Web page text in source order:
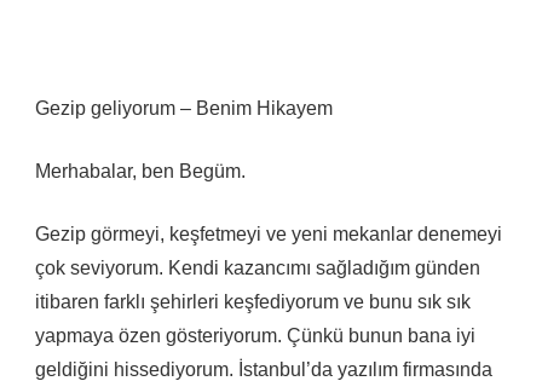
Gezip geliyorum – Benim Hikayem
Merhabalar, ben Begüm.
Gezip görmeyi, keşfetmeyi ve yeni mekanlar denemeyi
çok seviyorum. Kendi kazancımı sağladığım günden
itibaren farklı şehirleri keşfediyorum ve bunu sık sık
yapmaya özen gösteriyorum. Çünkü bunun bana iyi
geldiğini hissediyorum. İstanbul’da yazılım firmasında